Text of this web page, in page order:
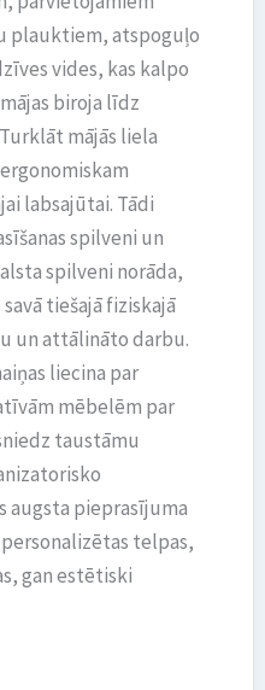
plauktiem, atspoguļo
vides, kas kalpo
biroja līdz
mājās liela
labsajūtai. Tādi
spilveni un
spilveni norāda,
tiešajā fiziskajā
un attālināto darbu.
liecina par
mēbelēm par
taustāmu
pieprasījuma
telpas,
gan estētiski